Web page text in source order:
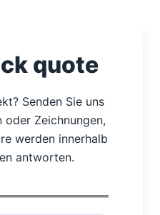
quote
Senden Sie uns
oder Zeichnungen,
werden innerhalb
antworten.